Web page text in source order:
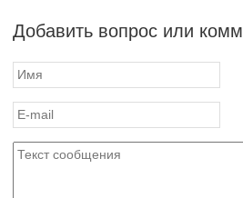
Добавить вопрос или